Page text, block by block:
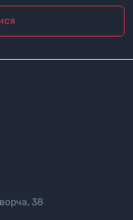
38